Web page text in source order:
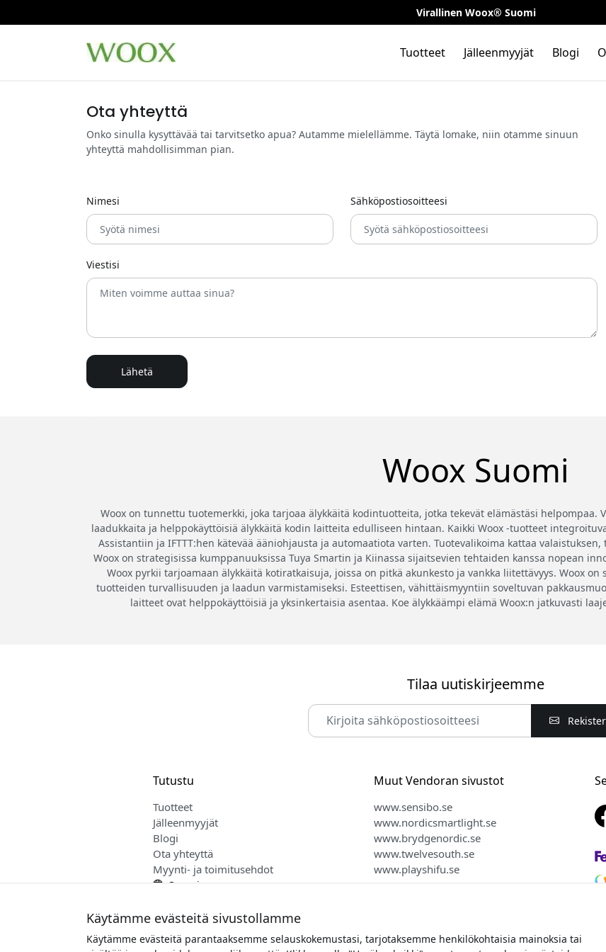
Virallinen Woox® Suomi
Tuotteet Jälleenmyyjät Blogi
Ota yhteyttä
Onko sinulla kysyttävää tai tarvitsetko apua? Autamme mielellämme. Täytä lomake, niin otamme sinuun
yhteyttä mahdollisimman pian.
Nimesi Sähköpostiosoitteesi
Viestisi
Lähetä
Woox Suomi
Woox on tunnettu tuotemerkki, joka tarjoaa älykkäitä kodintuotteita, jotka tekevät elämästäsi helpompaa.
laadukkaita ja helppokäyttöisiä älykkäitä kodin laitteita edulliseen hintaan. Kaikki Woox -tuotteet
Assistantiin ja IFTTT:hen kätevää ääniohjausta ja automaatiota varten. Tuotevalikoima kattaa
Woox on strategisissa kumppanuuksissa Tuya Smartin ja Kiinassa sijaitsevien tehtaiden kanssa nopean
Woox pyrkii tarjoamaan älykkäitä kotiratkaisuja, joissa on pitkä akunkesto ja vankka liitettävyys. Woox
tuotteiden turvallisuuden ja laadun varmistamiseksi. Esteettisen, vähittäismyyntiin soveltuvan
laitteet ovat helppokäyttöisiä ja yksinkertaisia asentaa. Koe älykkäämpi elämä Woox:n jatkuvasti
Tilaa uutiskirjeemme
Tutustu
Tuotteet
Jälleenmyyjät
Blogi
Ota yhteyttä
Myynti- ja toimitusehdot
Suomi
Muut Vendoran sivustot
www.sensibo.se
www.nordicsmartlight.se
www.brydgenordic.se
www.twelvesouth.se
www.playshifu.se
Käytämme evästeitä sivustollamme
Käytämme evästeitä parantaaksemme selauskokemustasi, tarjotaksemme henkilökohtaisia mainoksia tai